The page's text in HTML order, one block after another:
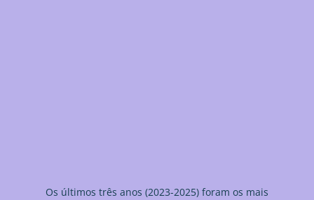
Os últimos três anos (2023-2025) foram os mais